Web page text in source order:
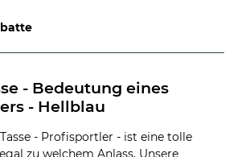
- Bedeutung eines
- Hellblau
- Profisportler - ist eine tolle
zu welchem Anlass. Unsere